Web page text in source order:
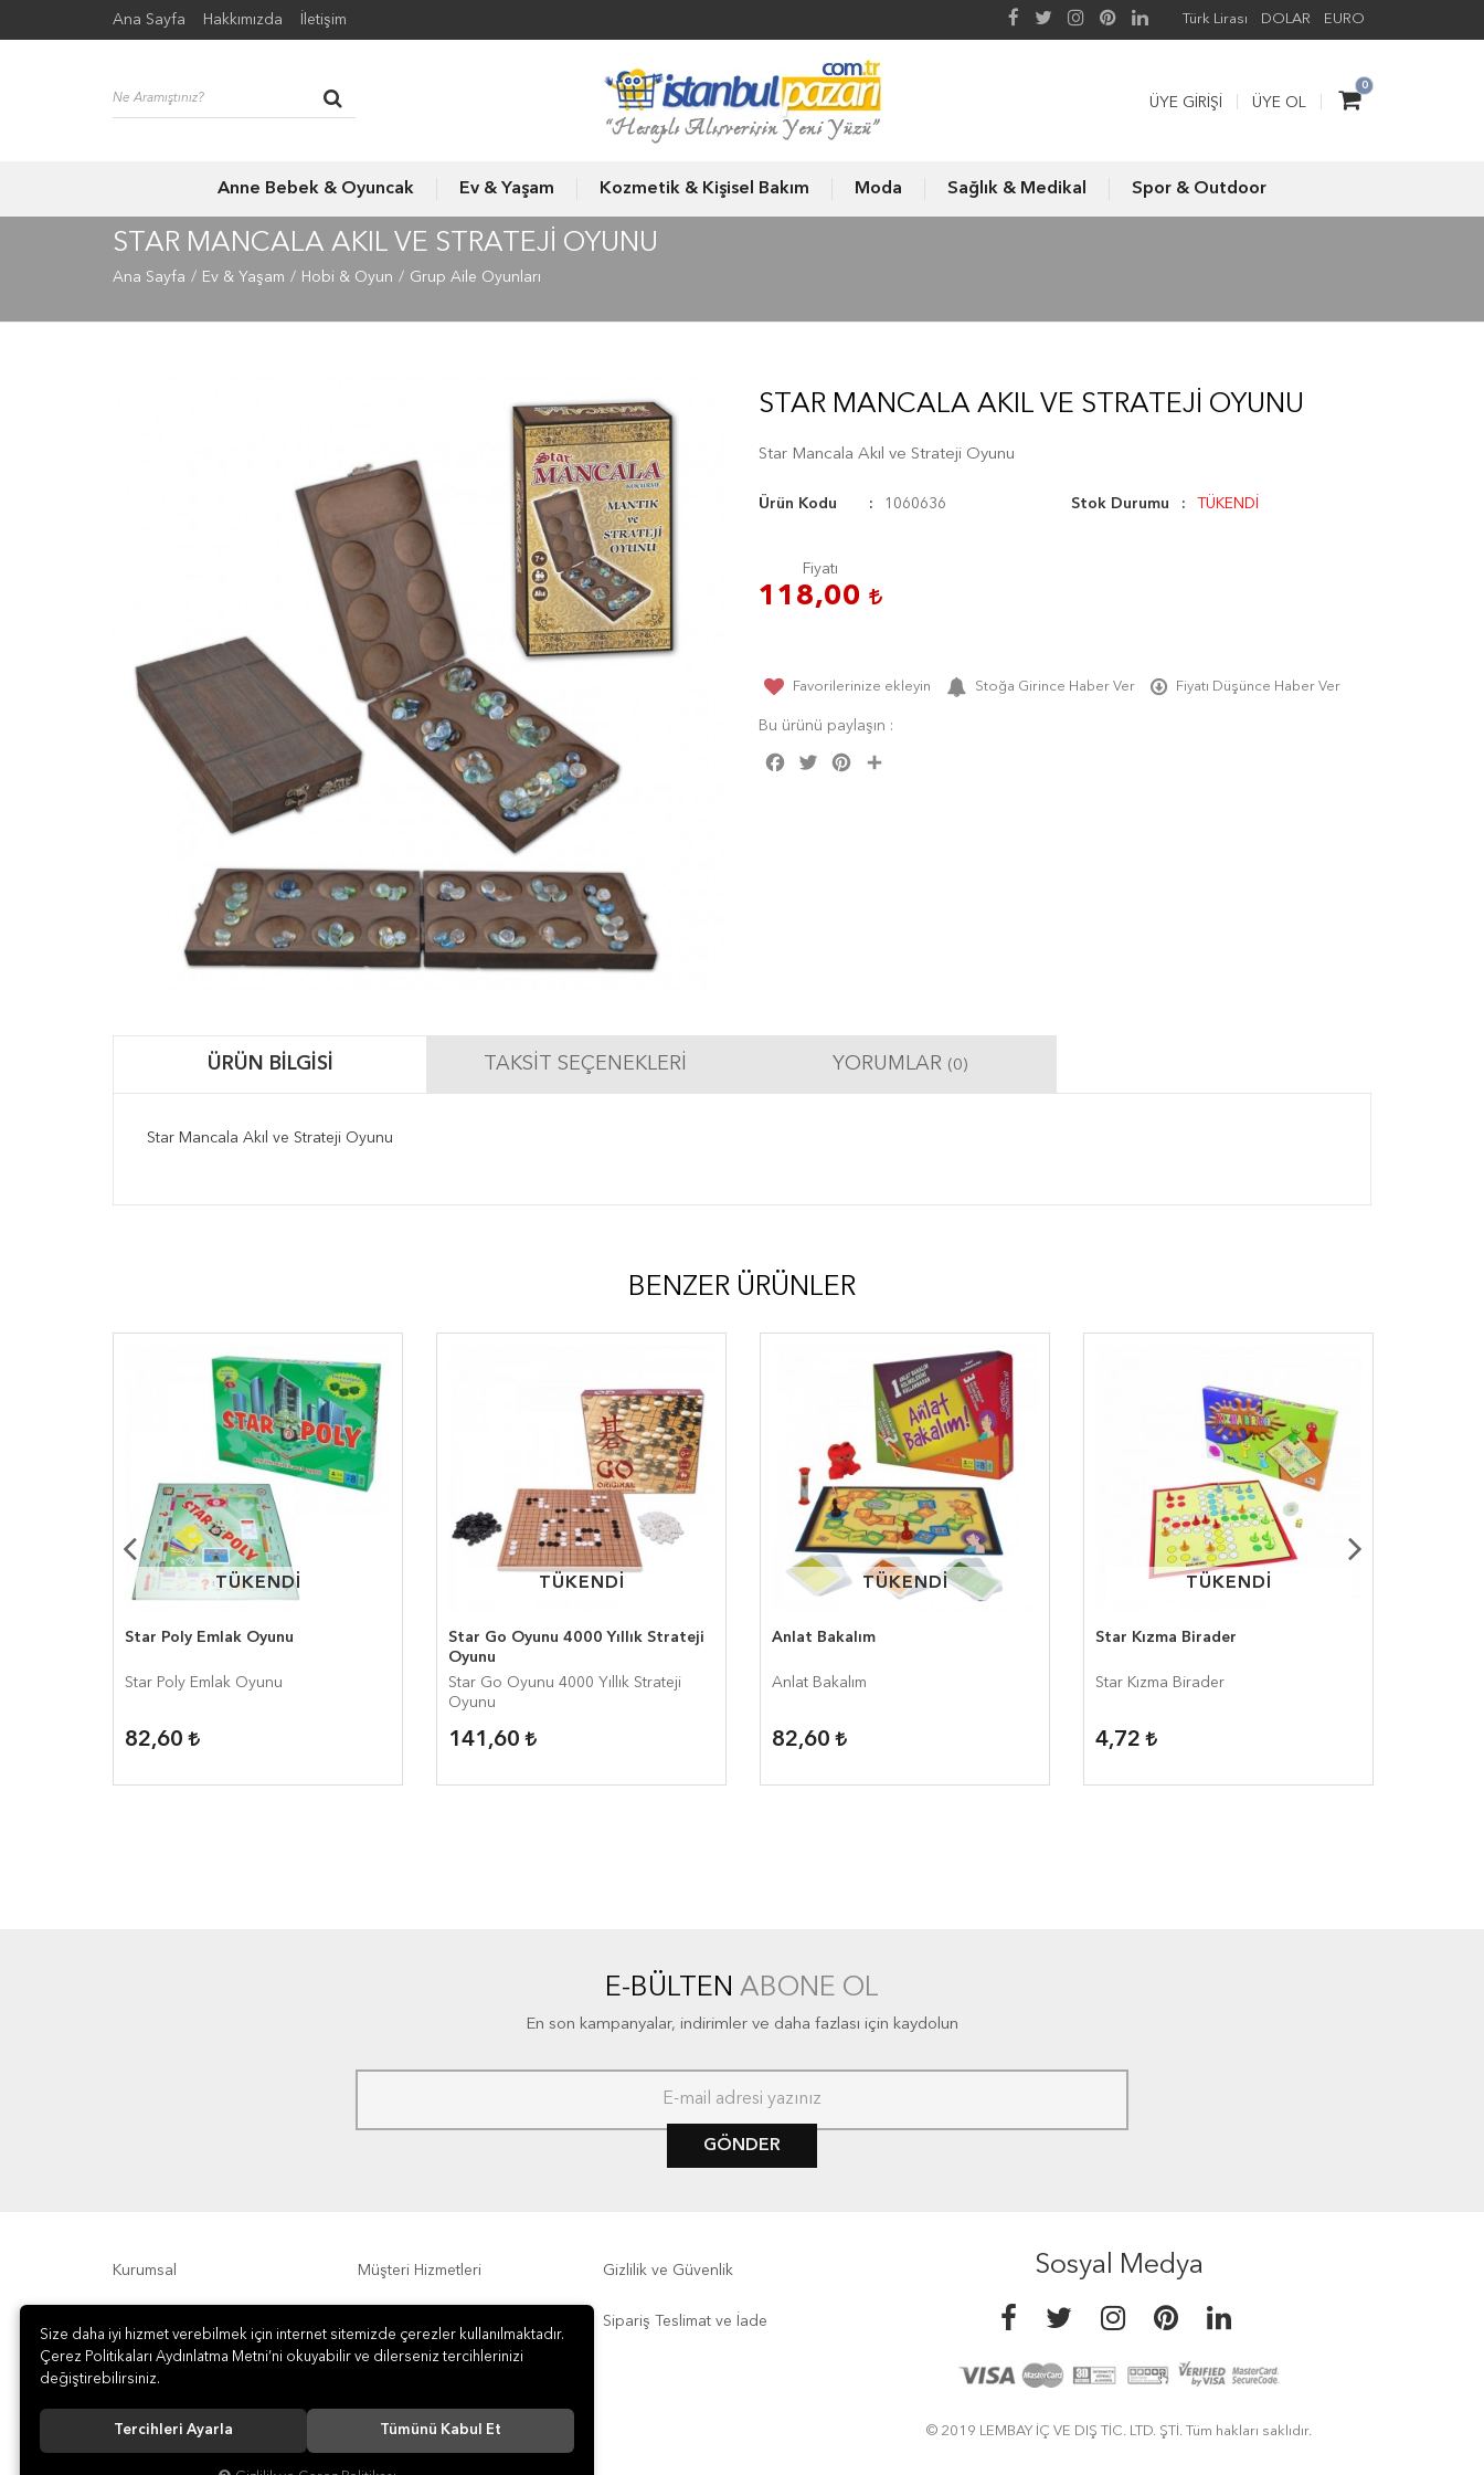
Ana Sayfa Hakkımızda İletişim Türk Lirası DOLAR EURO
0
ÜYE GIRIŞI ÜYE OL
Anne Bebek & Oyuncak Ev & Yaşam Kozmetik & Kişisel Bakım Moda Sağlık & Medikal Spor & Outdoor
STAR MANCALA AKIL VE STRATEJI OYUNU
Ana Sayfa Ev & Yaşam Hobi & Oyun Grup Aile Oyunları
STAR MANCALA AKIL VE STRATEJI OYUNU
Star Mancala Akıl ve Strateji Oyunu
Ürün Kodu 1060636 Stok Durumu TÜKENDİ
Fiyatı
118,00
Favorilerinize ekleyin Stoğa Girince Haber Ver Fiyatı Düşünce Haber Ver
Bu ürünü paylaşın :
Facebook
Twitter Pinterest
ÜRÜN BILGISI TAKSIT SEÇENEKLERI YORUMLAR (0)
Star Mancala Akıl ve Strateji Oyunu
BENZER ÜRÜNLER
TÜKENDİ
TÜKENDİ
Star Poly Emlak Oyunu
Star Poly Emlak Oyunu
82,60
TÜKENDİ
TÜKENDİ
Star Go Oyunu 4000 Yıllık Strateji
Oyunu
Star Go Oyunu 4000 Yıllık Strateji
Oyunu
141,60
TÜKENDİ
TÜKENDİ
Anlat Bakalım
Anlat Bakalım
82,60
TÜKENDİ
TÜKENDİ
Star Kızma Birader
Star Kızma Birader
4,72
E-BÜLTEN ABONE OL
En son kampanyalar, indirimler ve daha fazlası için kaydolun
GÖNDER
Kurumsal Müşteri Hizmetleri Gizlilik ve Güvenlik
Sipariş Teslimat ve İade
Sosyal Medya
© 2019 LEMBAY İÇ VE DIŞ TİC. LTD. ŞTİ. Tüm hakları saklıdır.
Size daha iyi hizmet verebilmek için internet sitemizde çerezler kullanılmaktadır.
Çerez Politikaları Aydınlatma Metni’ni okuyabilir ve dilerseniz tercihlerinizi
değiştirebilirsiniz.
Tercihleri Ayarla Tümünü Kabul Et